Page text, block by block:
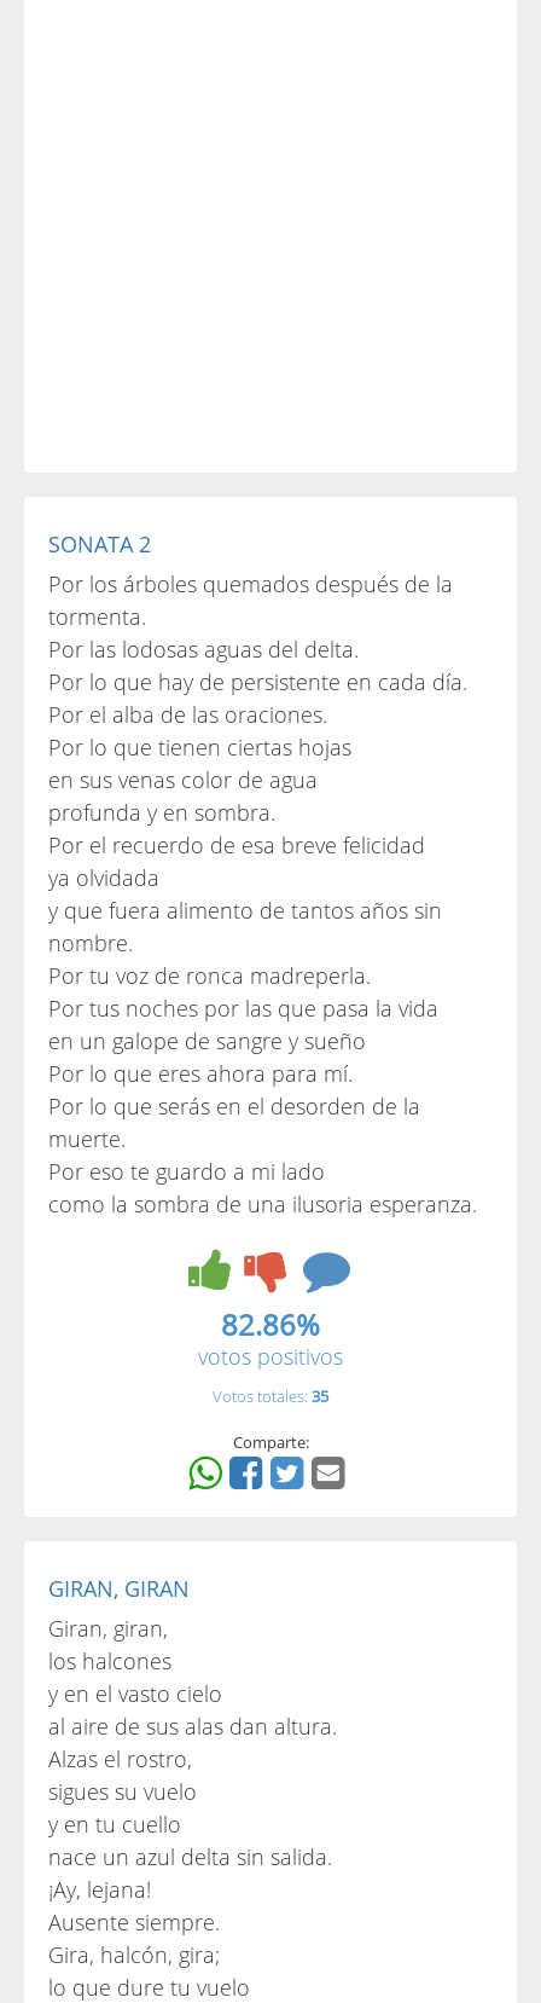
SONATA 2
Por los árboles quemados después de la
tormenta.
Por las lodosas aguas del delta.
Por lo que hay de persistente en cada día.
Por el alba de las oraciones.
Por lo que tienen ciertas hojas
en sus venas color de agua
profunda y en sombra.
Por el recuerdo de esa breve felicidad
ya olvidada
y que fuera alimento de tantos años sin
nombre.
Por tu voz de ronca madreperla.
Por tus noches por las que pasa la vida
en un galope de sangre y sueño
Por lo que eres ahora para mí.
Por lo que serás en el desorden de la
muerte.
Por eso te guardo a mi lado
como la sombra de una ilusoria esperanza.
82.86%
votos positivos
Votos totales: 35
Comparte:
GIRAN, GIRAN
Giran, giran,
los halcones
y en el vasto cielo
al aire de sus alas dan altura.
Alzas el rostro,
sigues su vuelo
y en tu cuello
nace un azul delta sin salida.
¡Ay, lejana!
Ausente siempre.
Gira, halcón, gira;
lo que dure tu vuelo